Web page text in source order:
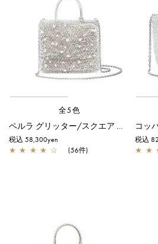
全5色
ペルラ グリッター/スクエア スモール/シルバー
税込 58,300yen
★ ★ ★ ★ ☆ (56件)
コッ
税込
★ ★